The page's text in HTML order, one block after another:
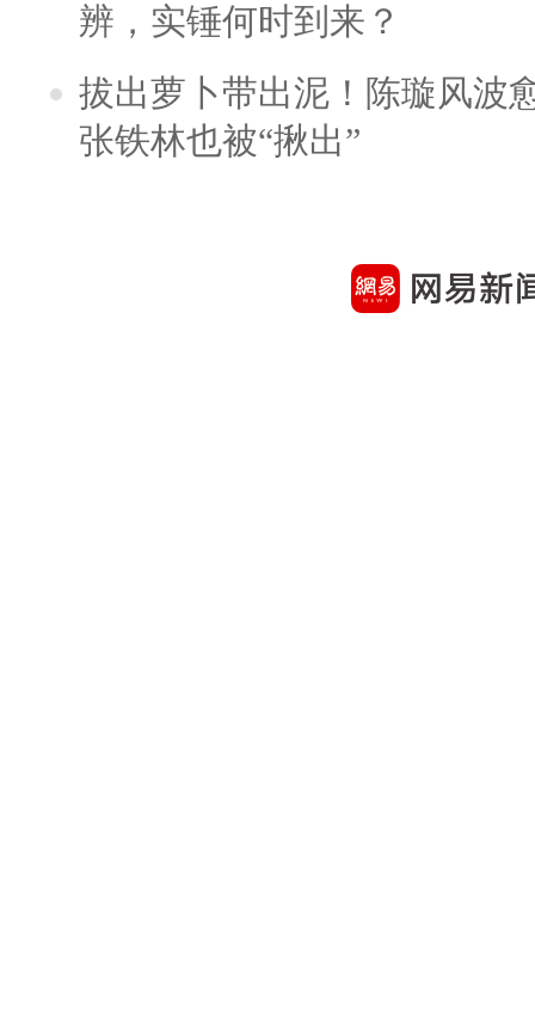
辨，实锤何时到来？
拔出萝卜带出泥！陈璇风波
张铁林也被“揪出”